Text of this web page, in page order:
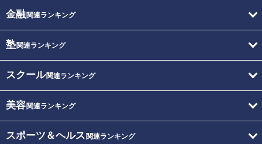
金融関連ランキング
塾関連ランキング
スクール関連ランキング
美容関連ランキング
スポーツ＆ヘルス 関連ランキング